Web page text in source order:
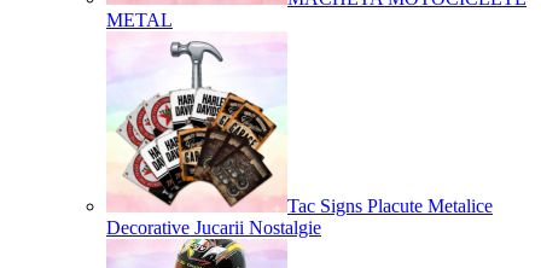
METAL
Tac Signs Placute Metalice
Decorative Jucarii Nostalgie